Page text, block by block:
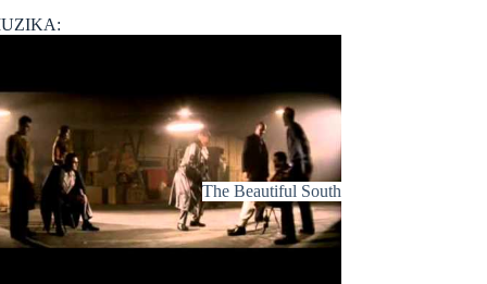
The Beautiful South